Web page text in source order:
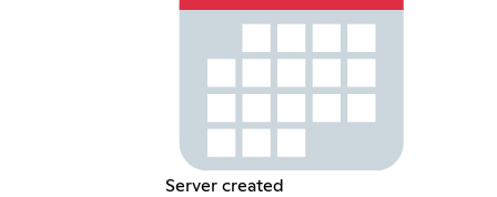
Server created